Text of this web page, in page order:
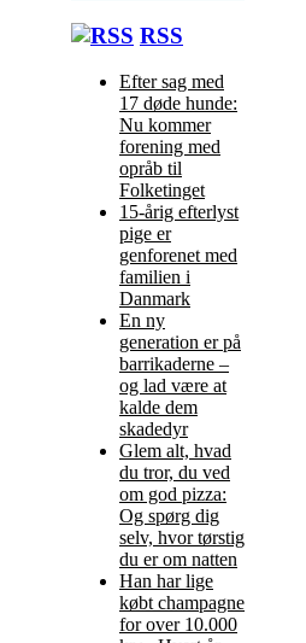
RSS
Efter sag med
17 døde hunde:
Nu kommer
forening med
opråb til
Folketinget
15-årig efterlyst
pige er
genforenet med
familien i
Danmark
En ny
generation er på
barrikaderne –
og lad være at
kalde dem
skadedyr
Glem alt, hvad
du tror, du ved
om god pizza:
Og spørg dig
selv, hvor tørstig
du er om natten
Han har lige
købt champagne
for over 10.000